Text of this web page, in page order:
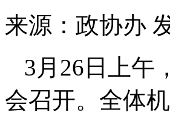
来源：政协办
3月26日上午
会召开。全体